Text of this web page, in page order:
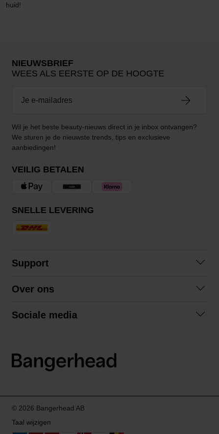
huid!
NIEUWSBRIEF
WEES ALS EERSTE OP DE HOOGTE
Wil je het beste beauty-nieuws direct in je inbox ontvangen?
We sturen je de nieuwste trends, tips en exclusieve
aanbiedingen!
VEILIG BETALEN
SNELLE LEVERING
Support
Algemene voorwaarden
Over ons
Sociale media
LinkedIn
© 2026 Bangerhead AB
Taal wijzigen